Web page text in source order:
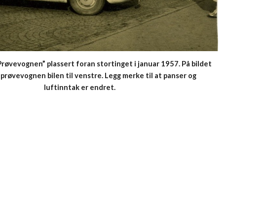
plassert foran stortinget i januar 1957. På bildet
bilen til venstre. Legg merke til at panser og
luftinntak er endret.